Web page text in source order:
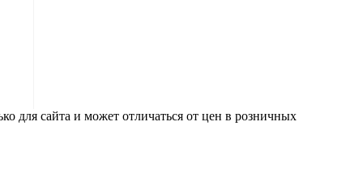
для сайта и может отличаться от цен в розничных